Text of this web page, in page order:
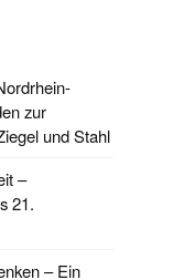
zur
und Stahl
–
21.
– Ein